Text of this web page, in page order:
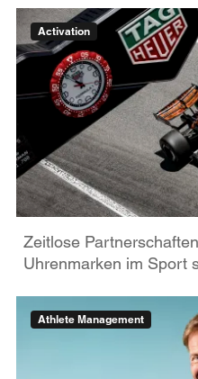
Activation
Zeitlose
Uhrenmarken im Sport
Athlete Management